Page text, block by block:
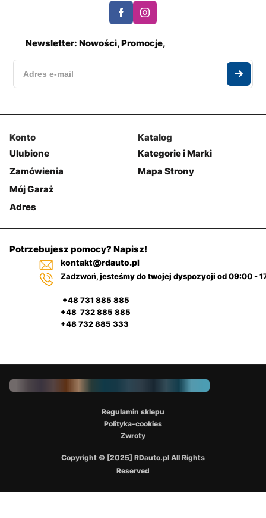
Newsletter: Nowości, Promocje,
Konto
Ulubione
Zamówienia
Mój Garaż
Adres
Katalog
Kategorie i Marki
Mapa Strony
Potrzebujesz pomocy? Napisz!
kontakt@rdauto.pl
Zadzwoń, jesteśmy do twojej dyspozycji od 09:00 -
+48 731 885 885
+48 732 885 885
+48 732 885 333
Copyright © [2025] RDauto.pl All Rights
Reserved
Regulamin sklepu
Polityka-cookies
Zwroty